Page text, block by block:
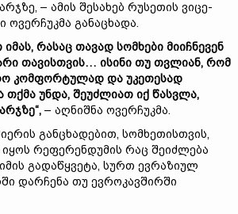
– ამის შესახებ რუსეთის ვიცე-
ოვერჩუკმა განაცხადა.
იმას, რასაც თავად სომხები მიიჩნევენ
თავისთვის… ისინი თუ თვლიან, რომ
კომფორტულად და უკეთესად
თქმა უნდა, შეუძლიათ იქ წასვლა,
– აღნიშნა ოვერჩუკმა.
განცხადებით, სომხეთისთვის,
იყოს რეფერენდუმის რაც შეიძლება
გადაწყვეტა, სურთ ევრაზიულ
დარჩენა თუ ევროკავშირში